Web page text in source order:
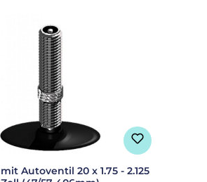
Autoventil 20 x 1.75 - 2.125